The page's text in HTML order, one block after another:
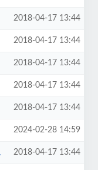
2018-04-17 13:44
2018-04-17 13:44
2018-04-17 13:44
2018-04-17 13:44
2018-04-17 13:44
2024-02-28 14:59
2018-04-17 13:44